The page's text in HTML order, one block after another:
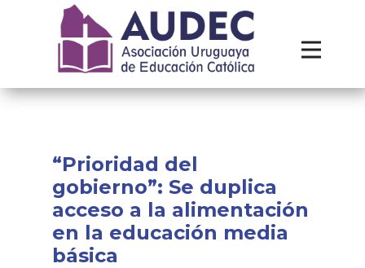
Institucional
Recursos
“Prioridad del
gobierno”: Se duplica
acceso a la alimentación
en la educación media
básica